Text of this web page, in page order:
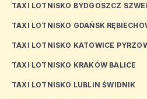
TAXI LOTNISKO BYDGOSZCZ
TAXI LOTNISKO GDAŃSK
TAXI LOTNISKO KATOWICE
TAXI LOTNISKO KRAKÓW BALICE
TAXI LOTNISKO LUBLIN ŚWIDNIK